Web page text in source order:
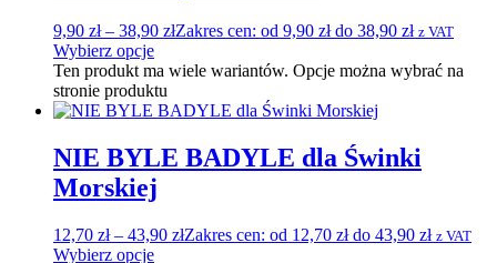
9,90 zł – 38,90 złZakres cen: od 9,90 zł do 38,90 zł z VAT
Wybierz opcje
Ten produkt ma wiele wariantów. Opcje można wybrać na
stronie produktu
NIE BYLE BADYLE dla Świnki
Morskiej
12,70 zł – 43,90 złZakres cen: od 12,70 zł do 43,90 zł z VAT
Wybierz opcje